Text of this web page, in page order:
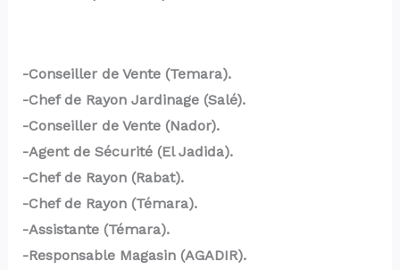
-Conseiller de Vente (Temara).
-Chef de Rayon Jardinage (Salé).
-Conseiller de Vente (Nador).
-Agent de Sécurité (El Jadida).
-Chef de Rayon (Rabat).
-Chef de Rayon (Témara).
-Assistante (Témara).
-Responsable Magasin (AGADIR).